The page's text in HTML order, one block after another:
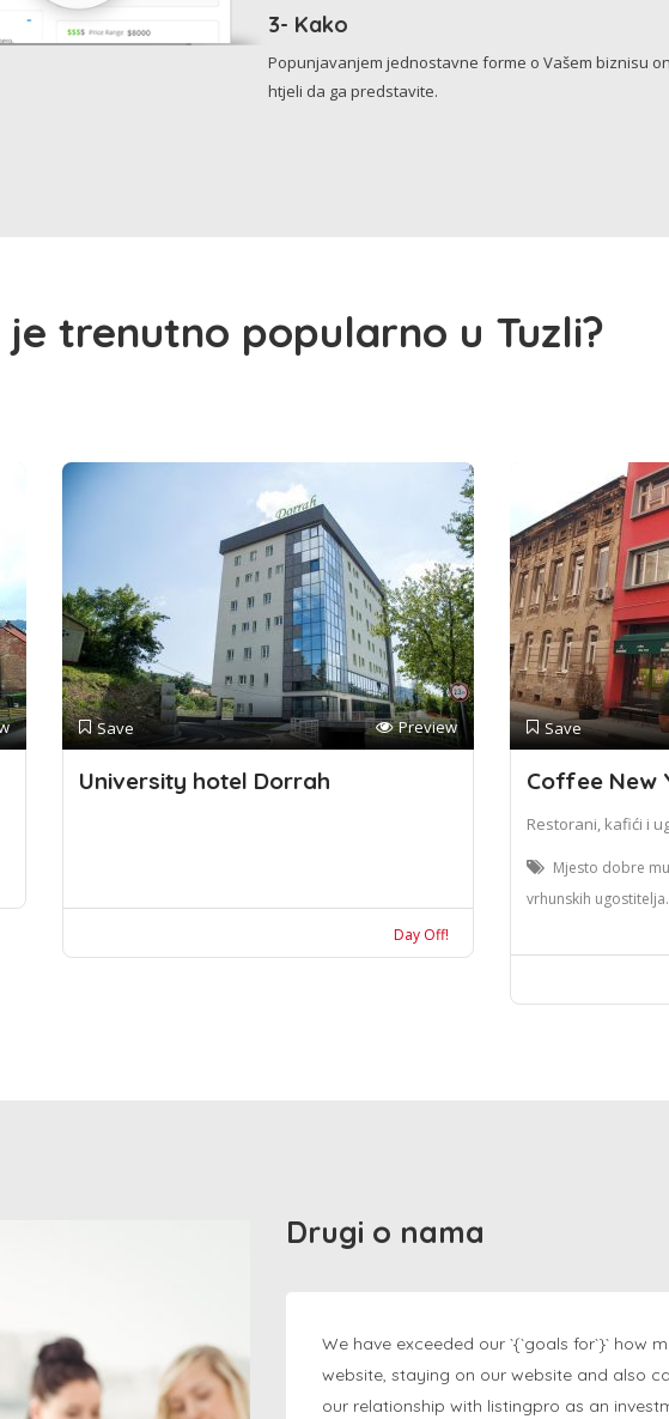
3- Kako
Popunjavanjem jednostavne forme o Vašem biznisu
htjeli da ga predstavite.
je trenutno popularno u Tuzli?
Save Preview
University hotel Dorrah
Day Off!
Save
Coffee New
Restorani, kafići i
Mjesto dobre
vrhunskih ugostitelja.
Drugi o nama
We have exceeded our `{`goals for`}` how
website, staying on our website and also
our relationship with listingpro as an